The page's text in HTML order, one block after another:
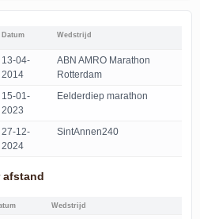
Datum Wedstrijd
13-04-
2014
ABN AMRO Marathon
Rotterdam
15-01-
2023
Eelderdiep marathon
27-12-
2024
SintAnnen240
afstand
Wedstrijd